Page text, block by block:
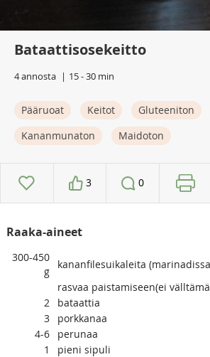
Bataattisosekeitto
4 annosta 15 - 30 min
Pääruoat Keitot Gluteeniton
Kananmunaton
Maidoton
3 0
Raaka-aineet
300-450
g
kananfilesuikaleita
rasvaa paistamiseen(ei
2
bataattia
3
porkkanaa
4-6
perunaa
1
pieni sipuli